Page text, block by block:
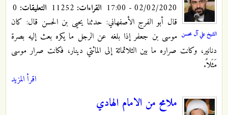
الشيخ علي آل محسن
02/02/2020 - 17:00 القراءات: التعليقات:
قال أبو الفرج الأصفهاني: حدثنا يحيى بن الحسن قال: كان
موسى بن جعفر إذا بلغه عن الرجل ما يكره بعث إليه بصرة
دنانير، وكانت صراره ما بين الثلاثمائة إلى المائتي دينار، فكانت صرار موسى
مَثَلاً.
اقرأ المزيد
ملامح من الامام الهادي